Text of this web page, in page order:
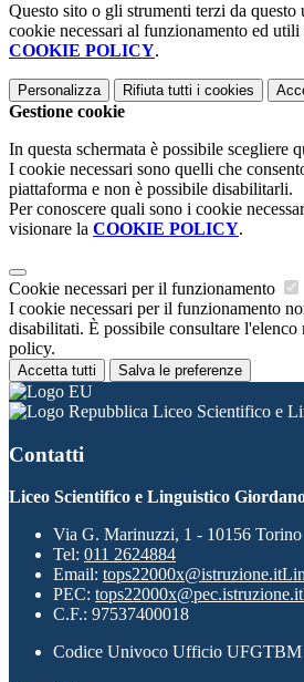
Questo sito o gli strumenti terzi da
cookie necessari al funzionamento ed
COOKIE POLICY.
Personalizza Rifiuta tutti i cookies
Gestione cookie
In questa schermata è possibile scegliere
I cookie necessari sono quelli che
piattaforma e non è possibile disabilitarli.
Per conoscere quali sono i cookie
visionare la COOKIE POLICY.
Cookie necessari per il funzionamento
I cookie necessari per il funzionamento
disabilitati. È possibile consultare
policy.
Accetta tutti Salva le preferenze
Liceo Scientifico e
Contatti
Liceo Scientifico e Linguistico
Via G. Marinuzzi, 1 - 10156 Torino
Tel: 011 2624884
Email: tops22000x@istruzione.it
PEC: tops22000x@pec.istruzione.it
C.F.: 97537400018
Codice Univoco Ufficio UFGTBM